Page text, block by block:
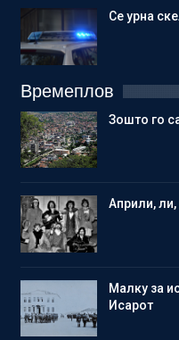
Се урна
Времеплов
Зошто го
Aприли,
Малку за
Исарот